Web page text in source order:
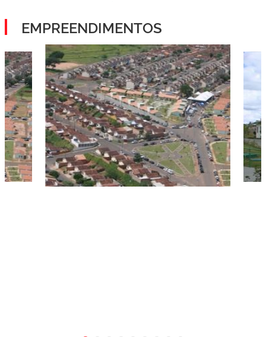
EMPREENDIMENTOS